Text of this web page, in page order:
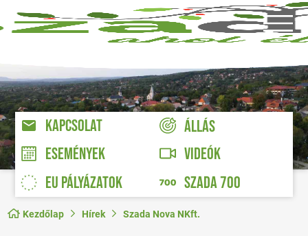
KAPCSOLAT
ÁLLÁS
ESEMÉNYEK
VIDEÓK
EU PÁLYÁZATOK
SZADA 700
Kezdőlap Hírek Szada Nova NKft.